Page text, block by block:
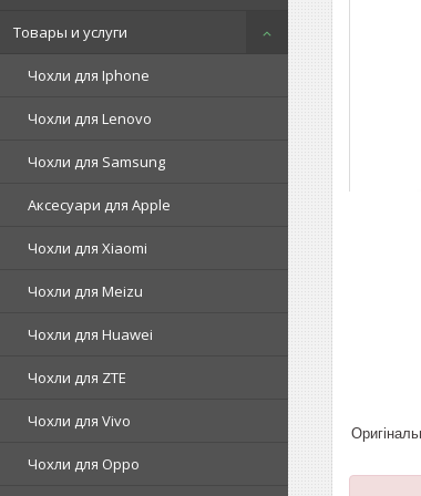
Товары и услуги
Чохли для Iphone
Чохли для Lenovo
Чохли для Samsung
Аксесуари для Apple
Чохли для Xiaomi
Чохли для Meizu
Чохли для Huawei
Чохли для ZTE
Чохли для Vivo
Чохли для Oppo